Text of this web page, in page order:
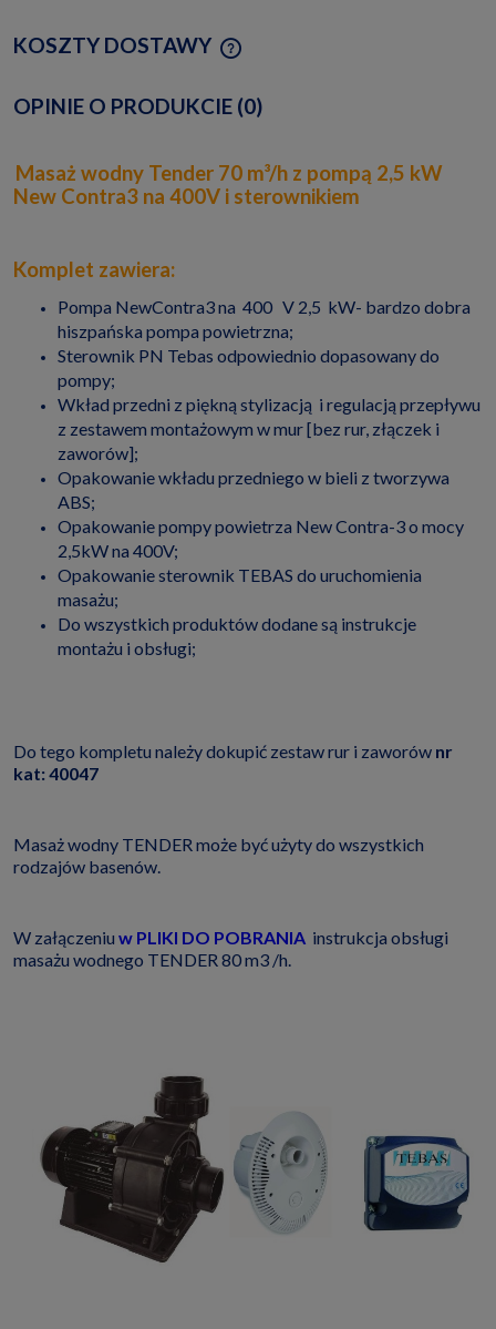
KOSZTY DOSTAWY
CENA NIE ZAWIERA EWENTUALNYCH KOSZTÓW
OPINIE O PRODUKCIE (0)
Masaż wodny Tender 70 m³/h z pompą 2,5 kW
New Contra3 na 400V i sterownikiem
Komplet zawiera:
Pompa NewContra3 na 400 V 2,5 kW- bardzo dobra
hiszpańska pompa powietrzna;
Sterownik PN Tebas odpowiednio dopasowany do
pompy;
Wkład przedni z piękną stylizacją i regulacją przepływu
z zestawem montażowym w mur [bez rur, złączek i
zaworów];
Opakowanie wkładu przedniego w bieli z tworzywa
ABS;
Opakowanie pompy powietrza New Contra-3 o mocy
2,5kW na 400V;
Opakowanie sterownik TEBAS do uruchomienia
masażu;
Do wszystkich produktów dodane są instrukcje
montażu i obsługi;
Do tego kompletu należy dokupić zestaw rur i zaworów nr
kat: 40047
Masaż wodny TENDER może być użyty do wszystkich
rodzajów basenów.
W załączeniu w PLIKI DO POBRANIA instrukcja obsługi
masażu wodnego TENDER 80 m3 /h.